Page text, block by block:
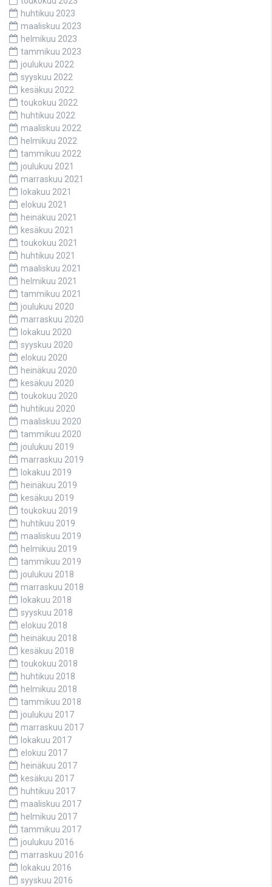
huhtikuu 2023
maaliskuu 2023
helmikuu 2023
tammikuu 2023
joulukuu 2022
syyskuu 2022
kesäkuu 2022
toukokuu 2022
huhtikuu 2022
maaliskuu 2022
helmikuu 2022
tammikuu 2022
joulukuu 2021
marraskuu 2021
lokakuu 2021
elokuu 2021
heinäkuu 2021
kesäkuu 2021
toukokuu 2021
huhtikuu 2021
maaliskuu 2021
helmikuu 2021
tammikuu 2021
joulukuu 2020
marraskuu 2020
lokakuu 2020
syyskuu 2020
elokuu 2020
heinäkuu 2020
kesäkuu 2020
toukokuu 2020
huhtikuu 2020
maaliskuu 2020
tammikuu 2020
joulukuu 2019
marraskuu 2019
lokakuu 2019
heinäkuu 2019
kesäkuu 2019
toukokuu 2019
huhtikuu 2019
maaliskuu 2019
helmikuu 2019
tammikuu 2019
joulukuu 2018
marraskuu 2018
lokakuu 2018
syyskuu 2018
elokuu 2018
heinäkuu 2018
kesäkuu 2018
toukokuu 2018
huhtikuu 2018
helmikuu 2018
tammikuu 2018
joulukuu 2017
marraskuu 2017
lokakuu 2017
elokuu 2017
heinäkuu 2017
kesäkuu 2017
huhtikuu 2017
maaliskuu 2017
helmikuu 2017
tammikuu 2017
joulukuu 2016
marraskuu 2016
lokakuu 2016
syyskuu 2016